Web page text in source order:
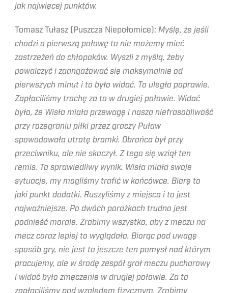
jak najwięcej punktów.
Tomasz Tułasz (Puszcza Niepołomice): Myślę, że jeśli
chodzi o pierwszą połowę to nie możemy mieć
zastrzeżeń do chłopaków. Wyszli z myślą, żeby
powalczyć i zaangażować się maksymalnie od
pierwszych minut i to było widać. To uległo poprawie.
Zapłaciliśmy trochę za to w drugiej połowie. Widać
było, że Wisła miała przewagę i nasza niefrasobliwość
przy rozegraniu piłki przez graczy Puław
spowodowała utratę bramki. Obrońca był przy
przeciwniku, ale nie skoczył. Z tego się wziął ten
remis. To sprawiedliwy wynik. Wisła miała swoje
sytuacje, my mogliśmy trafić w końcówce. Biorę to
jaki punkt dodatki. Ruszyliśmy z miejsca i to jest
najważniejsze. Po dwóch porażkach trudno jest
podnieść morale. Zrobimy wszystko, aby z meczu na
mecz coraz lepiej to wyglądało. Biorąc pod uwagę
sposób gry, nie jest to jeszcze ten pomysł nad którym
pracujemy, ale w środę zespół grał meczu pucharowy
i widać było zmęczenie w drugiej połowie. Za to
zapłaciliśmy pod względem fizycznym. Zrobimy